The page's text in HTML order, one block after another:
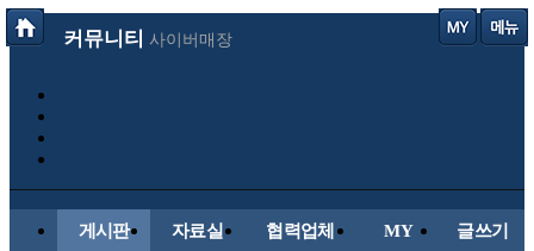
커뮤니티 사이버매장
게시판 자료실 협력업체 MY 글쓰기